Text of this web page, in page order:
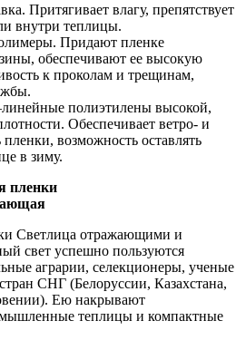
Притягивает влагу, препятствует
внутри теплицы.
Придают пленке
обеспечивают ее высокую
к проколам и трещинам,
полиэтилены высокой,
Обеспечивает ветро- и
пленки, возможность оставлять
в зиму.
пленки
Светлица отражающими и
свет успешно пользуются
аграрии, селекционеры, ученые
СНГ (Белоруссии, Казахстана,
Ею накрывают
теплицы и компактные